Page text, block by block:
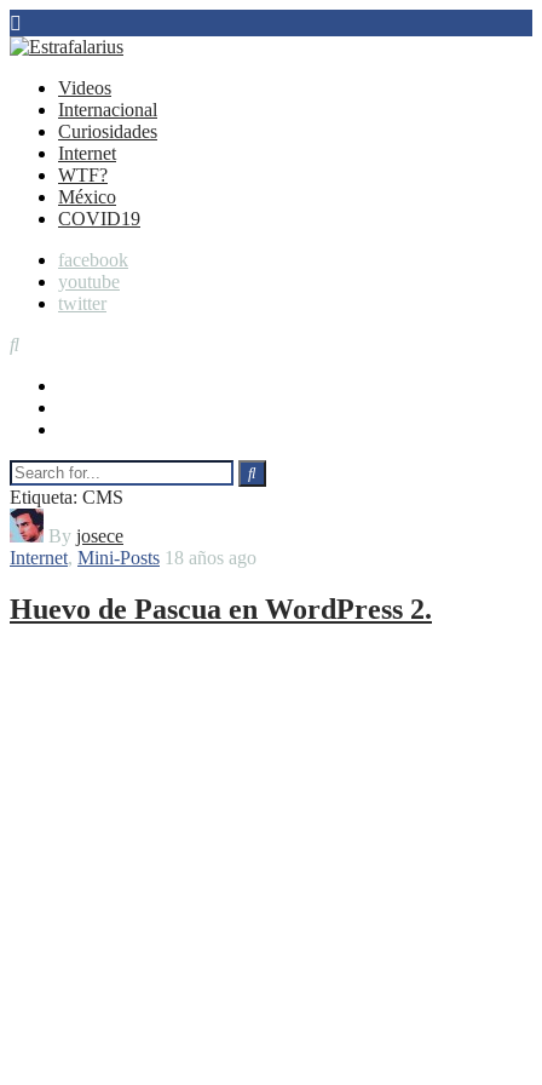
Videos
Internacional
Curiosidades
Internet
WTF?
México
COVID19
facebook
youtube
twitter
Etiqueta: CMS
By josece
Internet, Mini-Posts 18 años ago
Huevo de Pascua en WordPress 2.